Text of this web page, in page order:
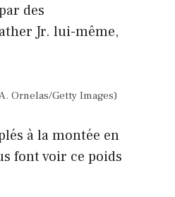
des
Jr. lui-même,
Ornelas/Getty Images)
à la montée en
font voir ce poids